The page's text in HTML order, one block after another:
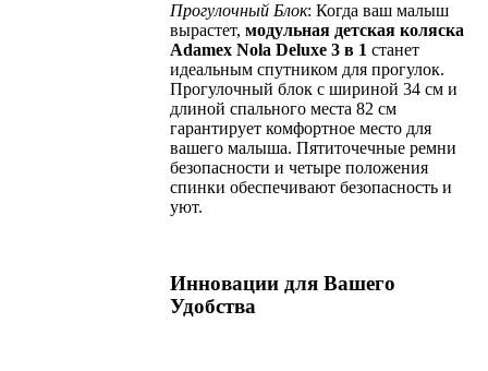
Прогулочный Блок: Когда ваш малыш
вырастет, модульная детская коляска
Adamex Nola Deluxe 3 в 1 станет
идеальным спутником для прогулок.
Прогулочный блок с шириной 34 см и
длиной спального места 82 см
гарантирует комфортное место для
вашего малыша. Пятиточечные ремни
безопасности и четыре положения
спинки обеспечивают безопасность и
уют.
Инновации для Вашего
Удобства